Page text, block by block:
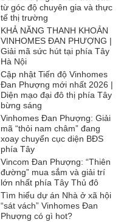
từ góc độ chuyên gia và thực
tế thị trường
KHẢ NĂNG THANH KHOẢN
VINHOMES ĐAN PHƯỢNG |
Giải mã sức hút tại phía Tây
Hà Nội
Cập nhật Tiến độ Vinhomes
Đan Phượng mới nhất 2026 |
Diện mạo đại đô thị phía Tây
bừng sáng
Vinhomes Đan Phượng: Giải
mã “thỏi nam châm” đang
xoay chuyển cục diện BĐS
phía Tây
Vincom Đan Phượng: “Thiên
đường” mua sắm và giải trí
lớn nhất phía Tây Thủ đô
Tìm hiểu dự án Nhà ở xã hội
“sát vách” Vinhomes Đan
Phượng có gì hot?